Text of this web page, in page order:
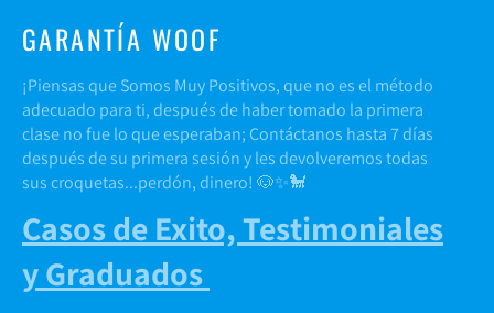
GARANTÍA WOOF
¡Piensas que Somos Muy Positivos, que no es el método
adecuado para ti, después de haber tomado la primera
clase no fue lo que esperaban; Contáctanos hasta 7 días
después de su primera sesión y les devolveremos todas
sus croquetas...perdón, dinero! 🐶✨🐩
Casos de Exito, Testimoniales
y Graduados